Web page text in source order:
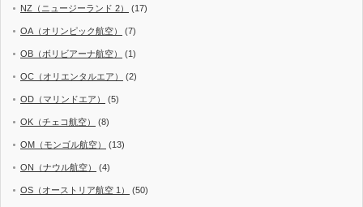
NZ（ニュージーランド 2） (17)
OA（オリンピック航空） (7)
OB（ボリビアーナ航空） (1)
OC（オリエンタルエア） (2)
OD（マリンドエア） (5)
OK（チェコ航空） (8)
OM（モンゴル航空） (13)
ON（ナウル航空） (4)
OS（オーストリア航空 1） (50)